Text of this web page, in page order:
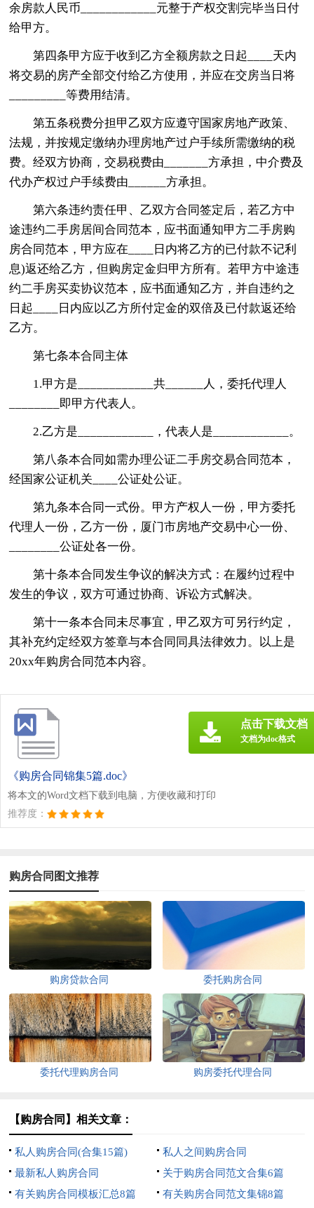
余房款人民币____________元整于产权交割完毕当日付
给甲方。
第四条甲方应于收到乙方全额房款之日起____天内
将交易的房产全部交付给乙方使用，并应在交房当日将
_________等费用结清。
第五条税费分担甲乙双方应遵守国家房地产政策、
法规，并按规定缴纳办理房地产过户手续所需缴纳的税
费。经双方协商，交易税费由_______方承担，中介费及
代办产权过户手续费由______方承担。
第六条违约责任甲、乙双方合同签定后，若乙方中
途违约二手房居间合同范本，应书面通知甲方二手房购
房合同范本，甲方应在____日内将乙方的已付款不记利
息)返还给乙方，但购房定金归甲方所有。若甲方中途违
约二手房买卖协议范本，应书面通知乙方，并自违约之
日起____日内应以乙方所付定金的双倍及已付款返还给
乙方。
第七条本合同主体
1.甲方是____________共______人，委托代理人
________即甲方代表人。
2.乙方是____________，代表人是____________。
第八条本合同如需办理公证二手房交易合同范本，
经国家公证机关____公证处公证。
第九条本合同一式份。甲方产权人一份，甲方委托
代理人一份，乙方一份，厦门市房地产交易中心一份、
________公证处各一份。
第十条本合同发生争议的解决方式：在履约过程中
发生的争议，双方可通过协商、诉讼方式解决。
第十一条本合同未尽事宜，甲乙双方可另行约定，
其补充约定经双方签章与本合同同具法律效力。以上是
20xx年购房合同范本内容。
《购房合同锦集5篇.doc》
将本文的Word文档下载到电脑，方便收藏和打印
推荐度：
点击下载文档
文档为doc格式
购房合同图文推荐
购房贷款合同 委托购房合同
委托代理购房合同 购房委托代理合同
【购房合同】相关文章：
私人购房合同(合集15篇)
私人之间购房合同
最新私人购房合同
关于购房合同范文合集6篇
有关购房合同模板汇总8篇
有关购房合同范文集锦8篇